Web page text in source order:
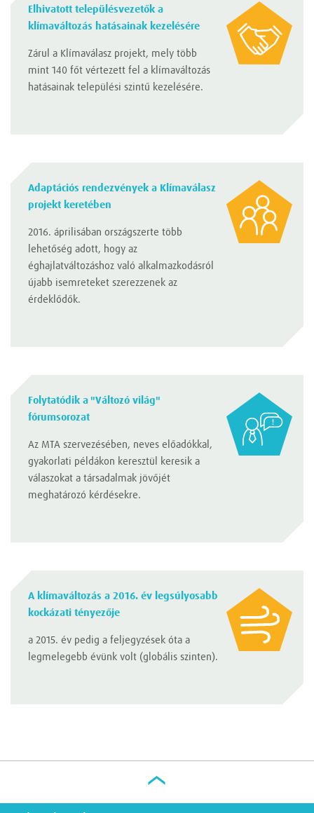
Elhivatott településvezetők a
klímaváltozás hatásainak kezelésére
Zárul a Klímaválasz projekt, mely több
mint 140 főt vértezett fel a klímaváltozás
hatásainak települési szintű kezelésére.
Adaptációs rendezvények a Klímaválasz
projekt keretében
2016. áprilisában országszerte több
lehetőség adott, hogy az
éghajlatváltozáshoz való alkalmazkodásról
újabb isemreteket szerezzenek az
érdeklődők.
Folytatódik a "Változó világ"
fórumsorozat
Az MTA szervezésében, neves előadókkal,
gyakorlati példákon keresztül keresik a
válaszokat a társadalmak jövőjét
meghatározó kérdésekre.
A klímaváltozás a 2016. év legsúlyosabb
kockázati tényezője
a 2015. év pedig a feljegyzések óta a
legmelegebb évünk volt (globális szinten).